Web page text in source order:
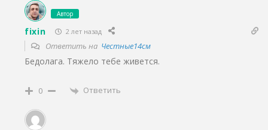
Автор
fixin 2 лет назад
Ответить на Честные14см
Бедолага. Тяжело тебе живется.
0 Ответить